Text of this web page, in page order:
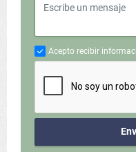
Acepto recibir